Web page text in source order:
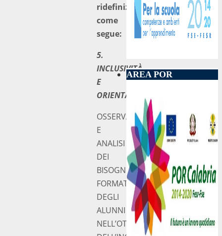
ridefinizione
come
segue:
5.
INCLUSIVITÀ
E
ORIENTAMENTO
OSSERVAZIONE
E
ANALISI
DEI
BISOGNI
FORMATIVI
DEGLI
ALUNNI
NELL’OTTICA
AREA POR